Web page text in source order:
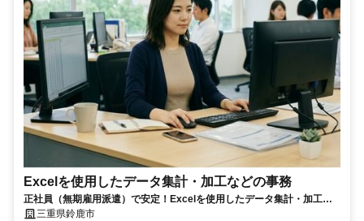
Excelを使用したデータ集計・加工などの事務
正社員（無期雇用派遣）で安定！Excelを使用したデータ集計・加工な
どの事務
三重県鈴鹿市